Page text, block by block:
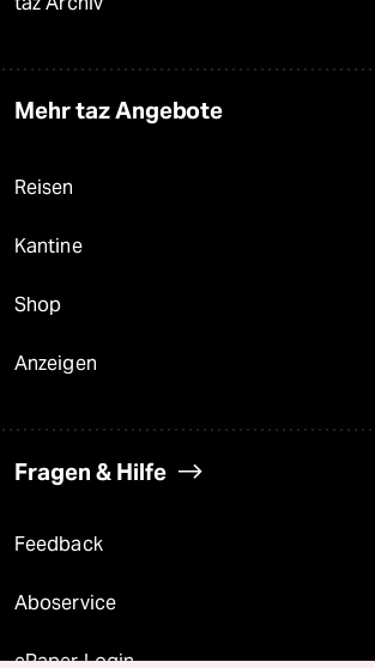
Mehr taz Angebote
Reisen
Kantine
Shop
Anzeigen
Fragen & Hilfe
Feedback
Aboservice
ePaper Login